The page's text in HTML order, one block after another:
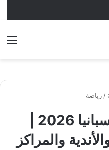
/ رياضة
والمراكز